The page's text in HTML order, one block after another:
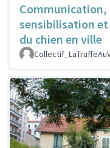
Communication,
sensibilisation
du chien en ville